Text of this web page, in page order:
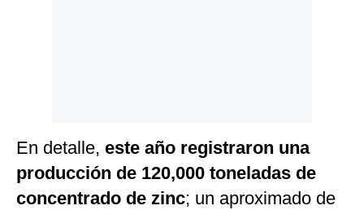
En detalle, este año registraron una
producción de 120,000 toneladas de
concentrado de zinc; un aproximado de